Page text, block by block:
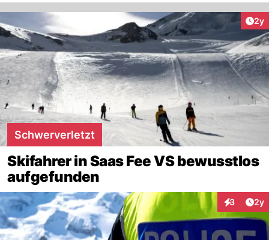
2y
Schwerverletzt
Skifahrer in Saas Fee VS bewusstlos
aufgefunden
3 2y